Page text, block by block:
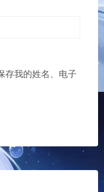
存我的姓名、电子